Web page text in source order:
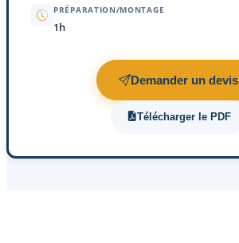
PRÉPARATION/MONTAGE
1h
Demander un devis
Télécharger le PDF